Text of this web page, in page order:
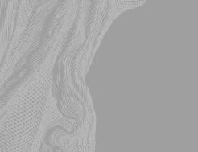
Location de salles
Trouver un artisan
Devenir adhérent
Espace adhérent
Nos partenaires